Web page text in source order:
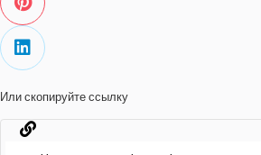
Или скопируйте ссылку